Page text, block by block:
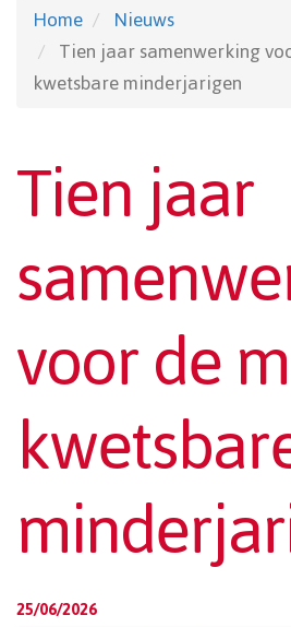
Home
Nieuws
Tien jaar samenwerking
kwetsbare minderjarigen
Tien jaar
voor de
25/06/2026